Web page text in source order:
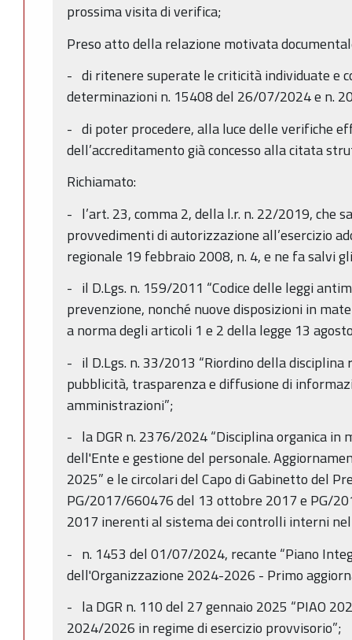
prossima visita di verifica;
Preso atto della relazione motivata
- di ritenere superate le criticità individuate e
determinazioni n. 15408 del 26/07/2024 e n.
- di poter procedere, alla luce delle verifiche
dell’accreditamento già concesso alla citata
Richiamato:
- l’art. 23, comma 2, della l.r. n. 22/2019, che
provvedimenti di autorizzazione all’esercizio
regionale 19 febbraio 2008, n. 4, e ne fa salvi
- il D.Lgs. n. 159/2011 “Codice delle leggi
prevenzione, nonché nuove disposizioni in
a norma degli articoli 1 e 2 della legge 13
- il D.Lgs. n. 33/2013 “Riordino della
pubblicità, trasparenza e diffusione di
amministrazioni”;
- la DGR n. 2376/2024 “Disciplina organica in
dell'Ente e gestione del personale.
2025” e le circolari del Capo di Gabinetto del
PG/2017/660476 del 13 ottobre 2017 e PG/
2017 inerenti al sistema dei controlli interni
- n. 1453 del 01/07/2024, recante “Piano
dell'Organizzazione 2024-2026 - Primo
- la DGR n. 110 del 27 gennaio 2025 “PIAO
2024/2026 in regime di esercizio provvisorio”;